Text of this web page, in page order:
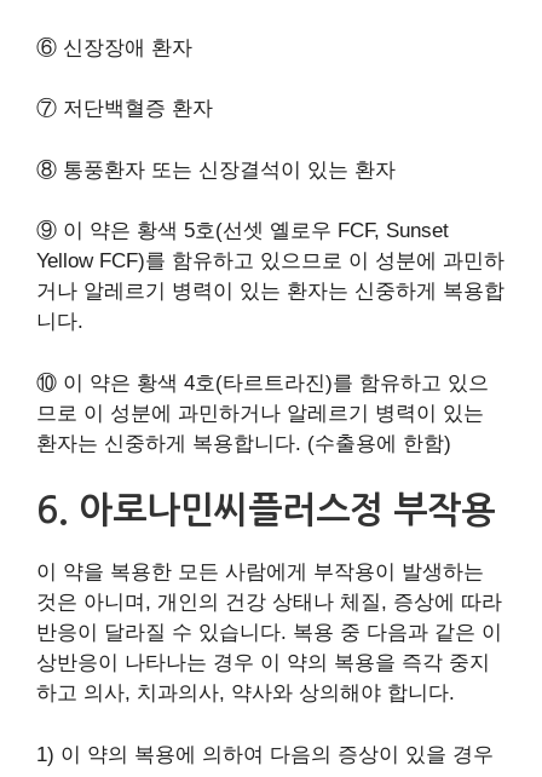
⑥ 신장장애 환자
⑦ 저단백혈증 환자
⑧ 통풍환자 또는 신장결석이 있는 환자
⑨ 이 약은 황색 5호(선셋 옐로우 FCF, Sunset
Yellow FCF)를 함유하고 있으므로 이 성분에 과민하
거나 알레르기 병력이 있는 환자는 신중하게 복용합
니다.
⑩ 이 약은 황색 4호(타르트라진)를 함유하고 있으
므로 이 성분에 과민하거나 알레르기 병력이 있는
환자는 신중하게 복용합니다. (수출용에 한함)
6. 아로나민씨플러스정 부작용
이 약을 복용한 모든 사람에게 부작용이 발생하는
것은 아니며, 개인의 건강 상태나 체질, 증상에 따라
반응이 달라질 수 있습니다. 복용 중 다음과 같은 이
상반응이 나타나는 경우 이 약의 복용을 즉각 중지
하고 의사, 치과의사, 약사와 상의해야 합니다.
1) 이 약의 복용에 의하여 다음의 증상이 있을 경우